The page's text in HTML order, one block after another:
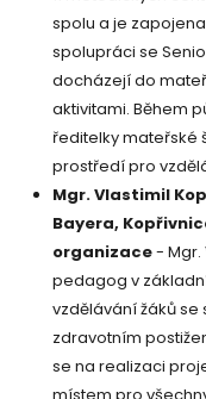
spolu a je
spolupráci se
docházejí do
aktivitami. Během
ředitelky mateřské
prostředí pro
Mgr. Vlastimil
Bayera,
organizace-
pedagog v
vzdělávání žáků
zdravotním
se na realizaci
místem pro